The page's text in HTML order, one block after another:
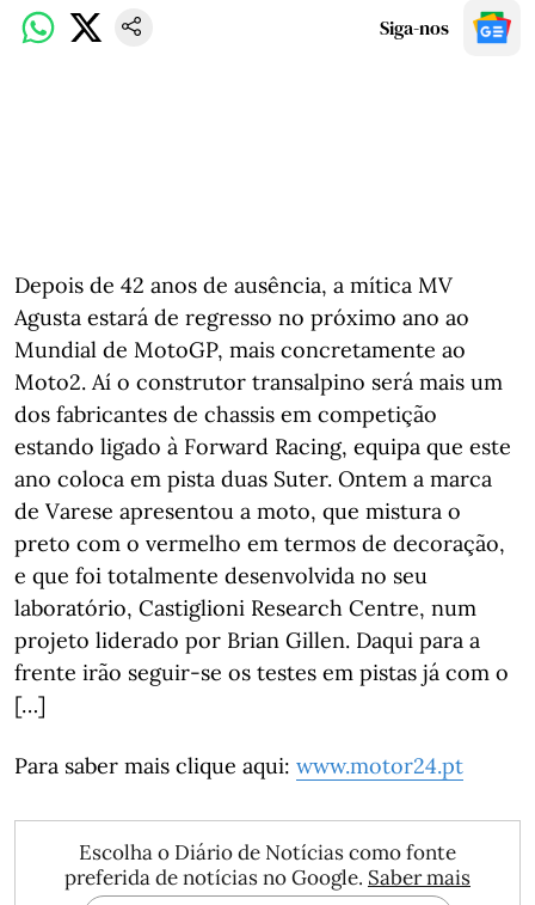
Siga-nos
Depois de 42 anos de ausência, a mítica MV
Agusta estará de regresso no próximo ano ao
Mundial de MotoGP, mais concretamente ao
Moto2. Aí o construtor transalpino será mais um
dos fabricantes de chassis em competição
estando ligado à Forward Racing, equipa que este
ano coloca em pista duas Suter. Ontem a marca
de Varese apresentou a moto, que mistura o
preto com o vermelho em termos de decoração,
e que foi totalmente desenvolvida no seu
laboratório, Castiglioni Research Centre, num
projeto liderado por Brian Gillen. Daqui para a
frente irão seguir-se os testes em pistas já com o
[…]
Para saber mais clique aqui: www.motor24.pt
Escolha o Diário de Notícias como fonte
preferida de notícias no Google. Saber mais